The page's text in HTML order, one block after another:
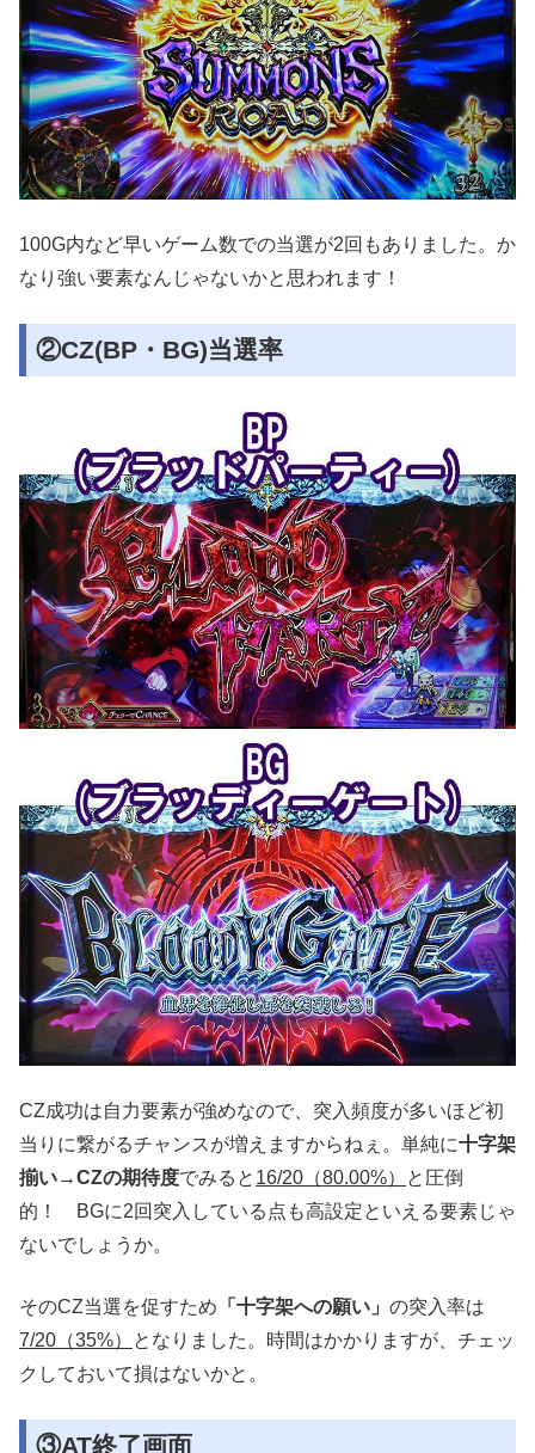
100G内など早いゲーム数での当選が2回もありました。か
なり強い要素なんじゃないかと思われます！
②CZ(BP・BG)当選率
CZ成功は自力要素が強めなので、突入頻度が多いほど初
当りに繋がるチャンスが増えますからねぇ。単純に十字架
揃い→CZの期待度でみると 16/20（80.00%）
と圧倒
的！ BGに2回突入している点も高設定といえる要素じゃ
ないでしょうか。
そのCZ当選を促すため 「十字架への願い」 の突入率は
7/20（35%）
となりました。時間はかかりますが、チェッ
クしておいて損はないかと。
③AT終了画面